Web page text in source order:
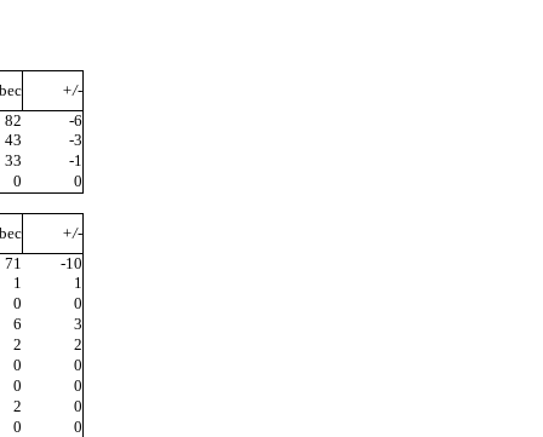
+/-
82
-6
43
-3
33
-1
0
0
+/-
71
-10
1
1
0
0
6
3
2
2
0
0
0
0
2
0
0
0